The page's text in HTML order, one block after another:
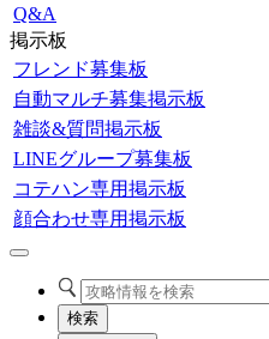
Q&A
掲示板
フレンド募集板
自動マルチ募集掲示板
雑談&質問掲示板
LINEグループ募集板
コテハン専用掲示板
顔合わせ専用掲示板
検索